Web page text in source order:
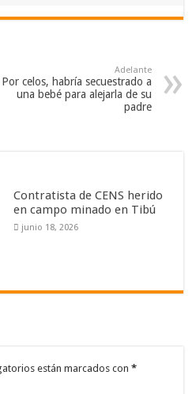
Adelante
Por celos, habría secuestrado a
una bebé para alejarla de su
padre
Contratista de CENS herido
en campo minado en Tibú
junio 18, 2026
están marcados con *